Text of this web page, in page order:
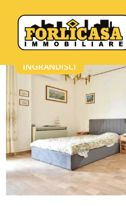
Home Immobili in vendita Rif
INGRANDISCI